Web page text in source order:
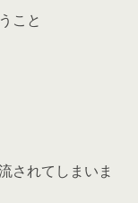
こと
されてしまいま